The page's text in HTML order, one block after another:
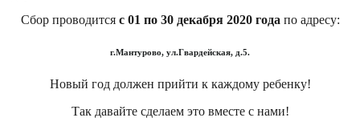
Сбор проводится с 01 по 30 декабря 2020 года по адресу:
г.Мантурово, ул.Гвардейская, д.5.
Новый год должен прийти к каждому ребенку!
Так давайте сделаем это вместе с нами!